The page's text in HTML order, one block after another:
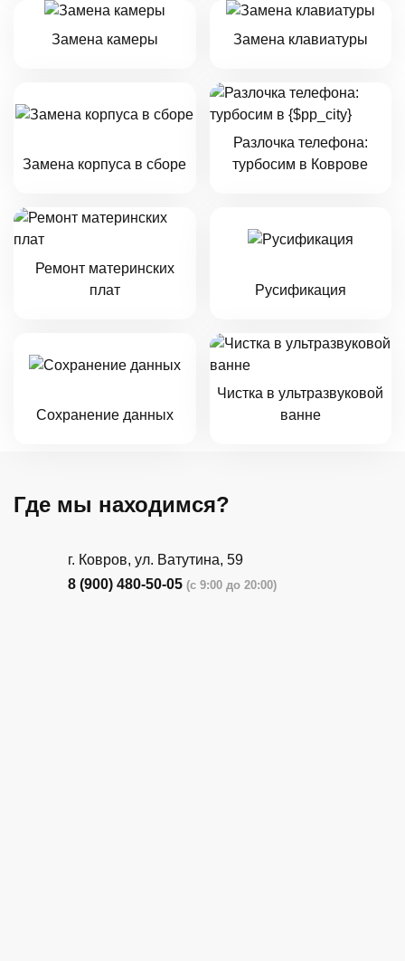
Замена камеры Замена клавиатуры
Замена корпуса в сборе
Разлочка телефона:
турбосим в Коврове
Ремонт материнских
плат
Русификация
Сохранение данных
Чистка в ультразвуковой
ванне
Где мы находимся?
г. Ковров, ул. Ватутина, 59
8 (900) 480-50-05 (с 9:00 до 20:00)